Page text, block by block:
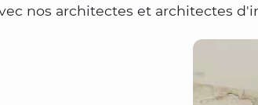
nos architectes et architectes